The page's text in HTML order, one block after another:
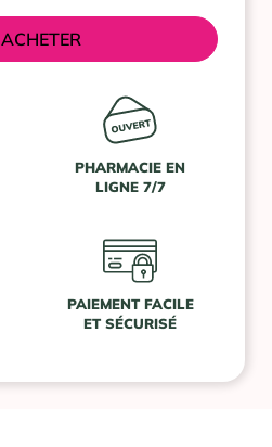
ACHETER
PHARMACIE EN
LIGNE 7/7
PAIEMENT FACILE
ET SÉCURISÉ